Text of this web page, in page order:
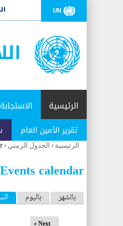
UN
الرئيسية الاستجابة
تقرير الأمين العام
أنت
هنا
الرئيسية › الجدول الزمني ›
Events calendar
ا بالشهر باليوم